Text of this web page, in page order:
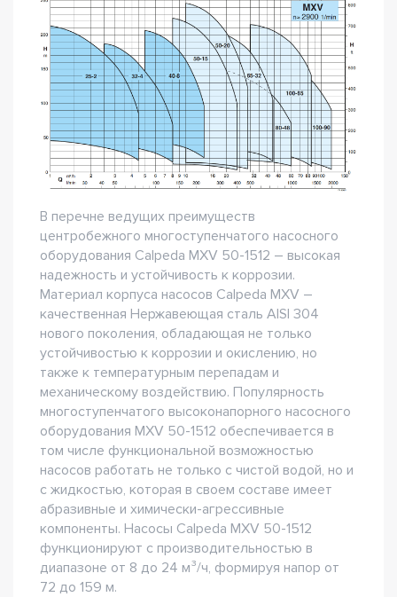
В перечне ведущих преимуществ
центробежного многоступенчатого насосного
оборудования Сalpeda MXV 50-1512 – высокая
надежность и устойчивость к коррозии.
Материал корпуса насосов Сalpeda MXV –
качественная Нержавеющая сталь AISI 304
нового поколения, обладающая не только
устойчивостью к коррозии и окислению, но
также к температурным перепадам и
механическому воздействию. Популярность
многоступенчатого высоконапорного насосного
оборудования MXV 50-1512 обеспечивается в
том числе функциональной возможностью
насосов работать не только с чистой водой, но и
с жидкостью, которая в своем составе имеет
абразивные и химически-агрессивные
компоненты. Насосы Сalpeda MXV 50-1512
функционируют с производительностью в
диапазоне от 8 до 24 м³/ч, формируя напор от
72 до 159 м.